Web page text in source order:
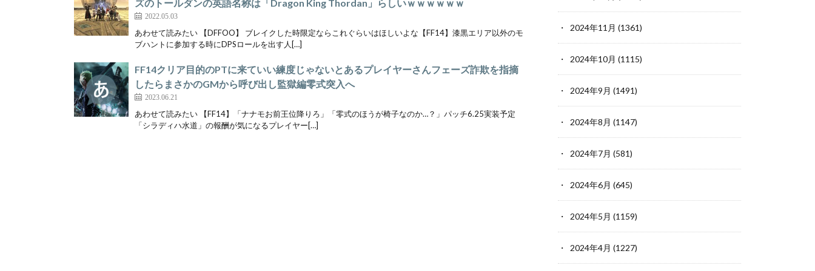
ズのトールダンの英語名称は「Dragon King Thordan」らしいｗｗｗｗｗｗ
2022.05.03
あわせて読みたい 【DFFOO】 ブレイクした時限定ならこれぐらいはほしいよな【FF14】漆黒エリア以外のモ
ブハントに参加する時にDPSロールを出す人[…]
FF14クリア目的のPTに来ていい練度じゃないとあるプレイヤーさんフェーズ詐欺を指摘
したらまさかのGMから呼び出し監獄編零式突入へ
2023.06.21
あわせて読みたい 【FF14】「ナナモお前王位降りろ」「零式のほうが椅子なのか…？」パッチ6.25実装予定
「シラディハ水道」の報酬が気になるプレイヤー[…]
2024年11月 (1361)
2024年10月 (1115)
2024年9月 (1491)
2024年8月 (1147)
2024年7月 (581)
2024年6月 (645)
2024年5月 (1159)
2024年4月 (1227)